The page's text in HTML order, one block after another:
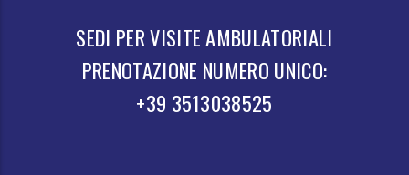
SEDI PER VISITE AMBULATORIALI
PRENOTAZIONE NUMERO UNICO:
+39 3513038525